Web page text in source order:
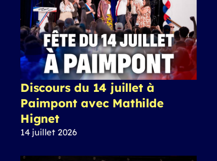
Discours du 14 juillet à
Paimpont avec Mathilde
Hignet
14 juillet 2026